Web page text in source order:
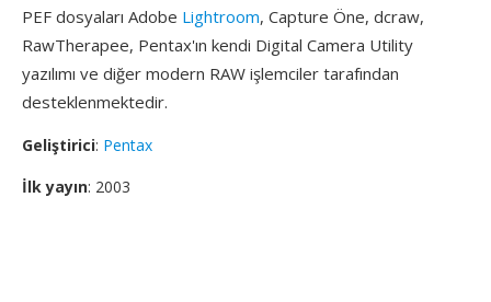
PEF dosyaları Adobe Lightroom, Capture Öne, dcraw,
RawTherapee, Pentax'ın kendi Digital Camera Utility
yazılımı ve diğer modern RAW işlemciler tarafından
desteklenmektedir.
Geliştirici: Pentax
İlk yayın: 2003